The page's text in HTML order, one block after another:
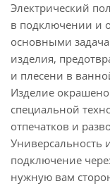
Электрический
в подключении и
основными
изделия,
и плесени в
Изделие
специальной
отпечатков и
Универсальность
подключение
нужную вам